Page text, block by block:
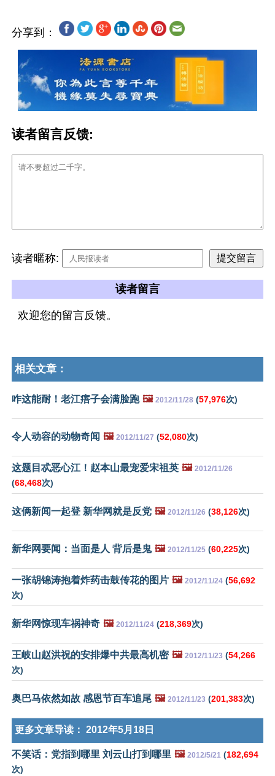
分享到：
读者留言反馈:
读者暱称:
读者留言
欢迎您的留言反馈。
相关文章：
咋这能耐！老江痦子会满脸跑 🖼️ 2012/11/28 (57,976次)
令人动容的动物奇闻 🖼️ 2012/11/27 (52,080次)
这题目忒恶心江！赵本山最宠爱宋祖英 🖼️ 2012/11/26
(68,468次)
这俩新闻一起登 新华网就是反党 🖼️ 2012/11/26 (38,126次)
新华网要闻：当面是人 背后是鬼 🖼️ 2012/11/25 (60,225次)
一张胡锦涛抱着炸药击鼓传花的图片 🖼️ 2012/11/24 (56,692
次)
新华网惊现车祸神奇 🖼️ 2012/11/24 (218,369次)
王岐山赵洪祝的安排爆中共最高机密 🖼️ 2012/11/23 (54,266
次)
奥巴马依然如故 感恩节百车追尾 🖼️ 2012/11/23 (201,383次)
更多文章导读： 2012年5月18日
不笑话：党指到哪里 刘云山打到哪里 🖼️ 2012/5/21 (182,694
次)